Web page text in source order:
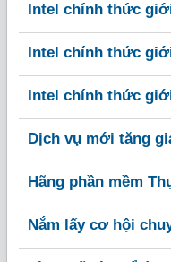
Intel chính thức
Intel chính thức
Intel chính thức
Dịch vụ mới tăng
Hãng phần mềm
Nắm lấy cơ hội